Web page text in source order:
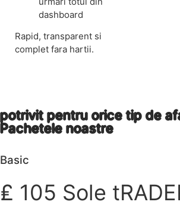
dashboard
Rapid, transparent si
complet fara hartii.
potrivit pentru orice tip de
Pachetele noastre​
Basic
₤ 105 Sole